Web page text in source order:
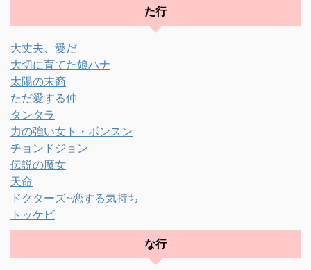
た行
大丈夫、愛だ
大切に育てた娘ハナ
太陽の末裔
ただ愛する仲
タンタラ
力の強い女ト・ボンスン
チョンドジョン
伝説の魔女
天命
ドクターズ~恋する気持ち
トッケビ
な行